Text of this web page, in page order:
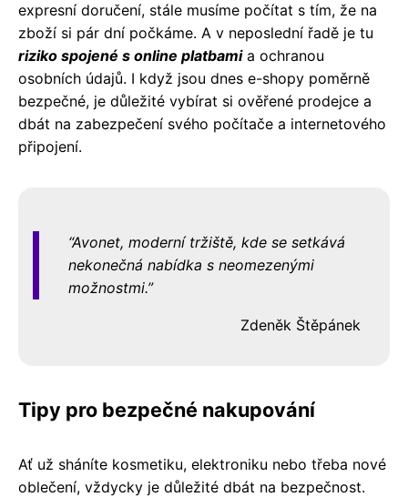
expresní doručení, stále musíme počítat s tím, že na
zboží si pár dní počkáme. A v neposlední řadě je tu
riziko spojené s online platbamia ochranou
osobních údajů. I když jsou dnes e-shopy poměrně
bezpečné, je důležité vybírat si ověřené prodejce a
dbát na zabezpečení svého počítače a internetového
připojení.
Avonet, moderní tržiště, kde se setkává
nekonečná nabídka s neomezenými
možnostmi.
Zdeněk Štěpánek
Tipy pro bezpečné nakupování
Ať už sháníte kosmetiku, elektroniku nebo třeba nové
oblečení, vždycky je důležité dbát na bezpečnost.